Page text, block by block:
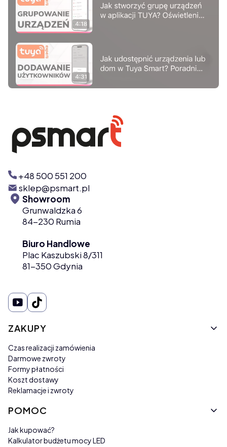
+48 500 551 200
sklep@psmart.pl
Showroom
Grunwaldzka 6
84-230 Rumia
Biuro Handlowe
Plac Kaszubski 8/311
81-350 Gdynia
Linki w stopce
ZAKUPY
Czas realizacji zamówienia
Darmowe zwroty
Formy płatności
Koszt dostawy
Reklamacje i zwroty
POMOC
Jak kupować?
Kalkulator budżetu mocy LED